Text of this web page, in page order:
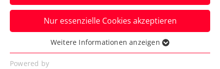
Der ÖTV-Youngster gewinnt auch das
Finale und zieht damit bereits unter die
Top 400 der Welt ein.
Verfasst von: Manuel Wachta, 25.05.2024
Nur essenzielle Cookies akzeptieren
Essenziell
Essenzielle Cookies werden für grundlegende
Weitere Informationen anzeigen
Powered by